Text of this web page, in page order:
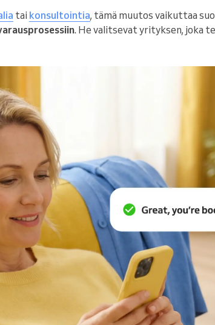
tai konsultointia, tämä muutos vaikuttaa
. He valitsevat yrityksen, joka